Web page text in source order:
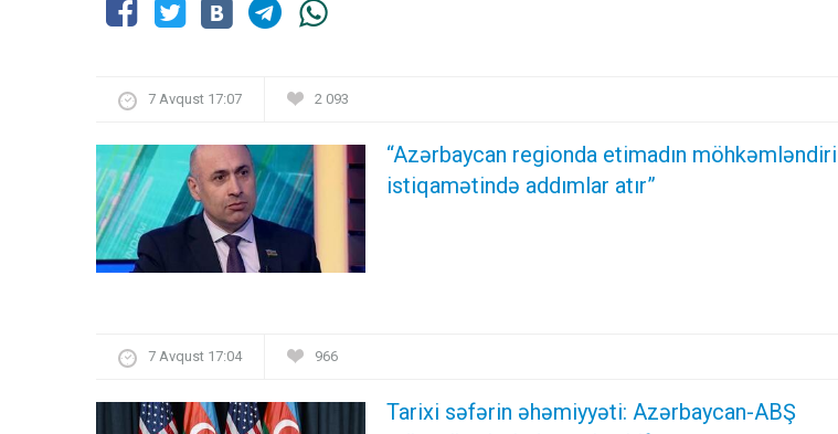
7 Avqust 17:07 2 093
“Azərbaycan regionda etimadın
istiqamətində addımlar atır”
7 Avqust 17:04 966
Tarixi səfərin əhəmiyyəti: Azərbaycan-ABŞ